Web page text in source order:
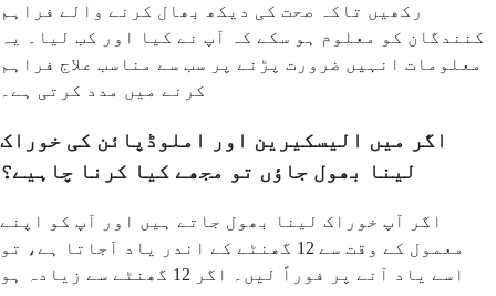
رکھیں تاکہ صحت کی دیکھ بھال کرنے والے فراہم
کنندگان کو معلوم ہو سکے کہ آپ نے کیا اور کب لیا۔ یہ
معلومات انہیں ضرورت پڑنے پر سب سے مناسب علاج فراہم
کرنے میں مدد کرتی ہے۔
اگر میں الیسکیرین اور املوڈپائن کی خوراک
لینا بھول جاؤں تو مجھے کیا کرنا چاہیے؟
اگر آپ خوراک لینا بھول جاتے ہیں اور آپ کو اپنے
معمول کے وقت سے 12 گھنٹے کے اندر یاد آجاتا ہے، تو
اسے یاد آنے پر فوراً لیں۔ اگر 12 گھنٹے سے زیادہ ہو